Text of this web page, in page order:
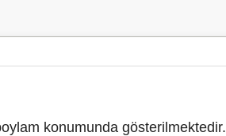
konumunda gösterilmektedir.